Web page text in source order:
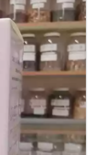
Bao Zi Fen